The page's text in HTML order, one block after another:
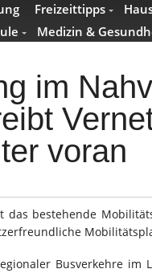
Freizeittipps
Medizin &
im
voran
bestehende
Busverkehre im